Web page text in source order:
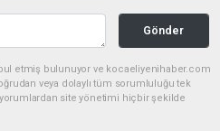
Gönder
etmiş bulunuyor ve kocaeliyenihaber.com
veya dolaylı tüm sorumluluğu tek
yorumlardan site yönetimi hiçbir şekilde